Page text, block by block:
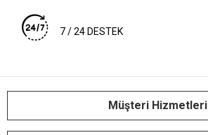
7 / 24 DESTEK
Müşteri Hizmetleri